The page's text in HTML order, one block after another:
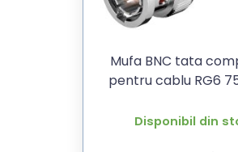
Mufa BNC tata
pentru cablu RG6
Disponibil din